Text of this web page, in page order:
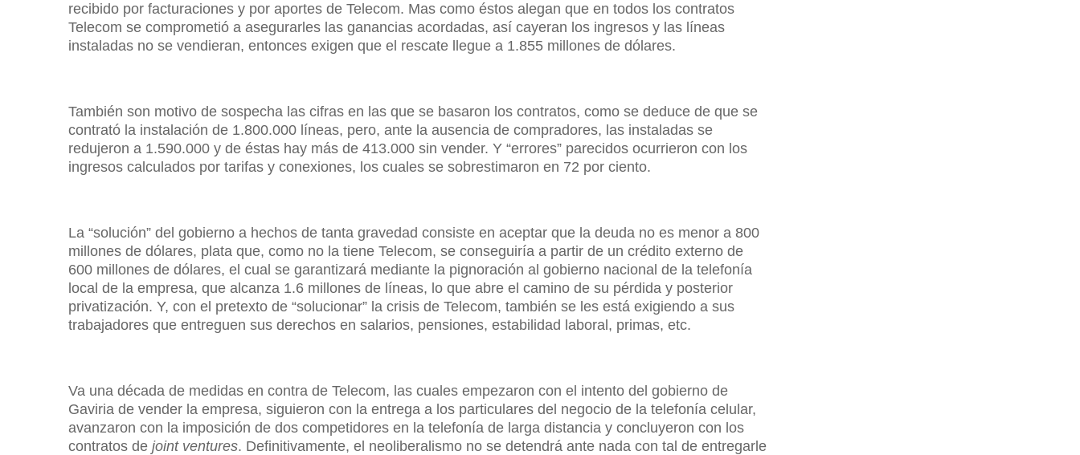
recibido por facturaciones y por aportes de Telecom. Mas como éstos alegan que en todos los contratos
Telecom se comprometió a asegurarles las ganancias acordadas, así cayeran los ingresos y las líneas
instaladas no se vendieran, entonces exigen que el rescate llegue a 1.855 millones de dólares.
También son motivo de sospecha las cifras en las que se basaron los contratos, como se deduce de que se
contrató la instalación de 1.800.000 líneas, pero, ante la ausencia de compradores, las instaladas se
redujeron a 1.590.000 y de éstas hay más de 413.000 sin vender. Y “errores” parecidos ocurrieron con los
ingresos calculados por tarifas y conexiones, los cuales se sobrestimaron en 72 por ciento.
La “solución” del gobierno a hechos de tanta gravedad consiste en aceptar que la deuda no es menor a 800
millones de dólares, plata que, como no la tiene Telecom, se conseguiría a partir de un crédito externo de
600 millones de dólares, el cual se garantizará mediante la pignoración al gobierno nacional de la telefonía
local de la empresa, que alcanza 1.6 millones de líneas, lo que abre el camino de su pérdida y posterior
privatización. Y, con el pretexto de “solucionar” la crisis de Telecom, también se les está exigiendo a sus
trabajadores que entreguen sus derechos en salarios, pensiones, estabilidad laboral, primas, etc.
Va una década de medidas en contra de Telecom, las cuales empezaron con el intento del gobierno de
Gaviria de vender la empresa, siguieron con la entrega a los particulares del negocio de la telefonía celular,
avanzaron con la imposición de dos competidores en la telefonía de larga distancia y concluyeron con los
contratos dejoint ventures. Definitivamente, el neoliberalismo no se detendrá ante nada con tal de entregarle